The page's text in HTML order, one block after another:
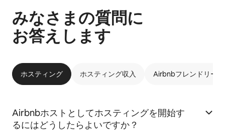
みなさまの質問に
お答えします
ホスティング ホスティング収入 Airbnbフレンドリー
Airbnbホストとしてホスティングを開始す
るにはどうしたらよいですか？